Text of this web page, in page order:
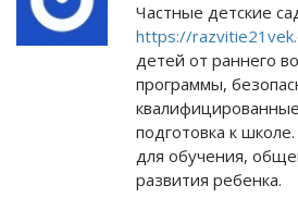
Частные детские
https://
детей от раннего
программы,
подготовка к
для обучения,
развития ребенка.